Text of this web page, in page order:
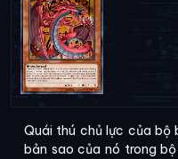
Quái thú chủ lực của bộ
bản sao của nó trong